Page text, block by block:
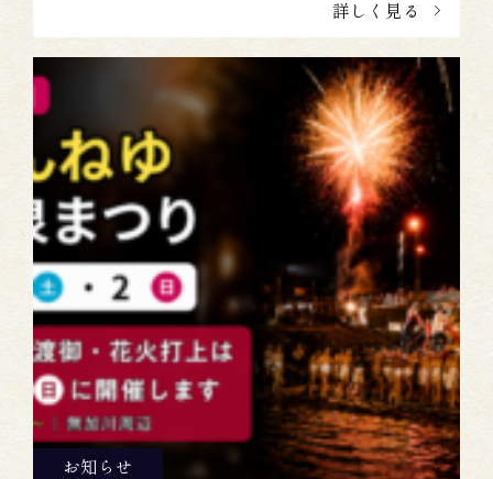
詳しく見る
お知らせ